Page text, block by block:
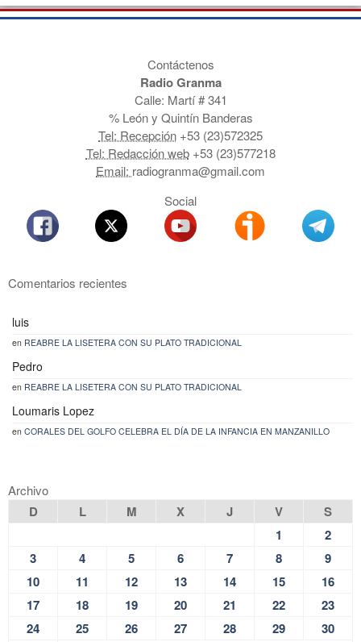
Contáctenos
Radio Granma
Calle: Martí # 341
% León y Quintín Banderas
Tel: Recepción +53 (23)572325
Tel: Redacción web+53 (23)577218
Email: radiogranma@gmail.com
Social
Comentarios recientes
luis
en REABRE LA LISETERA CON SU PLATO TRADICIONAL
Pedro
en REABRE LA LISETERA CON SU PLATO TRADICIONAL
Loumaris Lopez
en CORALES DEL GOLFO CELEBRA EL DÍA DE LA INFANCIA EN MANZANILLO
Archivo
D L M X J V
S
1
2
3
4 5 6 7 8
9
10
11 12 13 14 15
16
17
18 19 20 21 22
23
24
25 26 27 28 29
30